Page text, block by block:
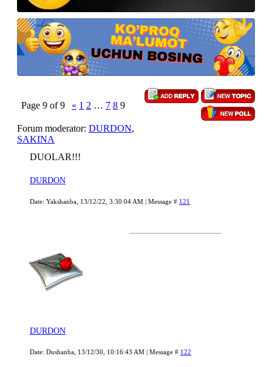
Page 9 of9 « 1 2 … 7 8 9
Forum moderator: DURDON,
SAKINA
DUOLAR!!!
DURDON
Date: Yakshanba, 13/12/22, 3:30:04 AM | Message # 121
DURDON
Date: Dushanba, 13/12/30, 10:16:43 AM | Message # 122